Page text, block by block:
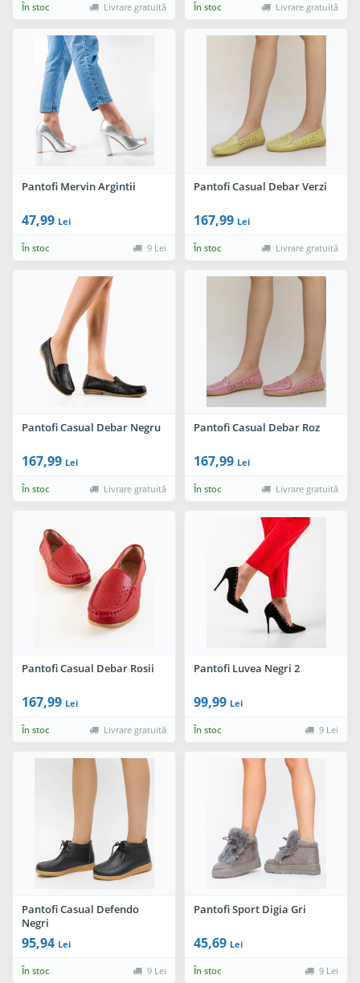
În stoc Livrare gratuită În stoc Livrare gratuită
Pantofi Mervin Argintii
47,99 Lei
În stoc 9 Lei
Pantofi Casual Debar Verzi
167,99 Lei
În stoc Livrare gratuită
Pantofi Casual Debar Negru
167,99 Lei
În stoc Livrare gratuită
Pantofi Casual Debar Roz
167,99 Lei
În stoc Livrare gratuită
Pantofi Casual Debar Rosii
167,99 Lei
În stoc Livrare gratuită
Pantofi Luvea Negri 2
99,99 Lei
În stoc 9 Lei
Pantofi Casual Defendo
Negri
95,94 Lei
În stoc 9 Lei
Pantofi Sport Digia Gri
45,69 Lei
În stoc 9 Lei